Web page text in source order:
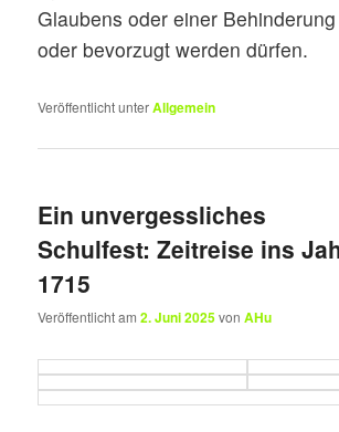
Glaubens oder einer
oder bevorzugt werden dürfen.
Veröffentlicht unterAllgemein
Ein unvergessliches
Schulfest: Zeitreise ins
1715
Veröffentlicht am2. Juni 2025vonAHu